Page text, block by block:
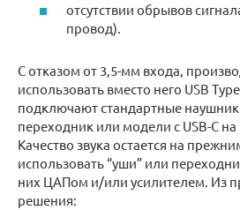
отсутствии обрывов
провод).
С отказом от 3,5-мм входа,
использовать вместо него USB
подключают стандартные
переходник или модели с USB-C
Качество звука остается на
использовать “уши” или
них ЦАПом и/или усилителем. Из
решения: